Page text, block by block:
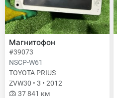
Магнитофон
#39073
NSCP-W61
TOYOTA PRIUS
ZVW30 • 3 • 2012
37 841 км